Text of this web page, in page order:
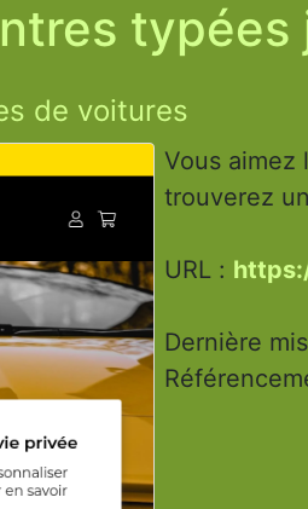
de voitures
Vous aimez
trouverez
URL :
Dernière